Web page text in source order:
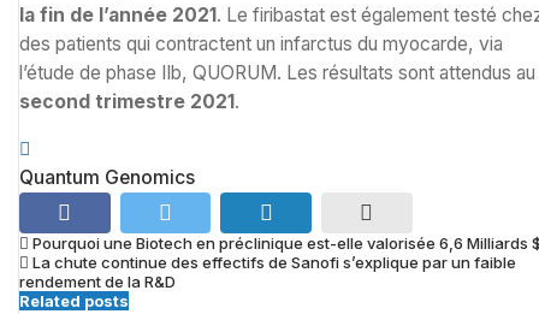
la fin de l’année 2021. Le firibastat est également testé
des patients qui contractent un infarctus du myocarde, via
l’étude de phase IIb, QUORUM. Les résultats sont attendus au
second trimestre 2021.
Quantum Genomics
Pourquoi une Biotech en préclinique est-elle valorisée 6,6 Milliards
La chute continue des effectifs de Sanofi s’explique par un faible
rendement de la R&D
Related posts